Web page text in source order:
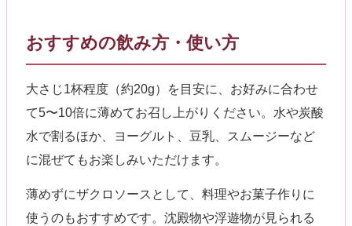
おすすめの飲み方・使い方
大さじ1杯程度（約20g）を目安に、お好みに合わせ
て5〜10倍に薄めてお召し上がりください。水や炭酸
水で割るほか、ヨーグルト、豆乳、スムージーなど
に混ぜてもお楽しみいただけます。
薄めずにザクロソースとして、料理やお菓子作りに
使うのもおすすめです。沈殿物や浮遊物が見られる